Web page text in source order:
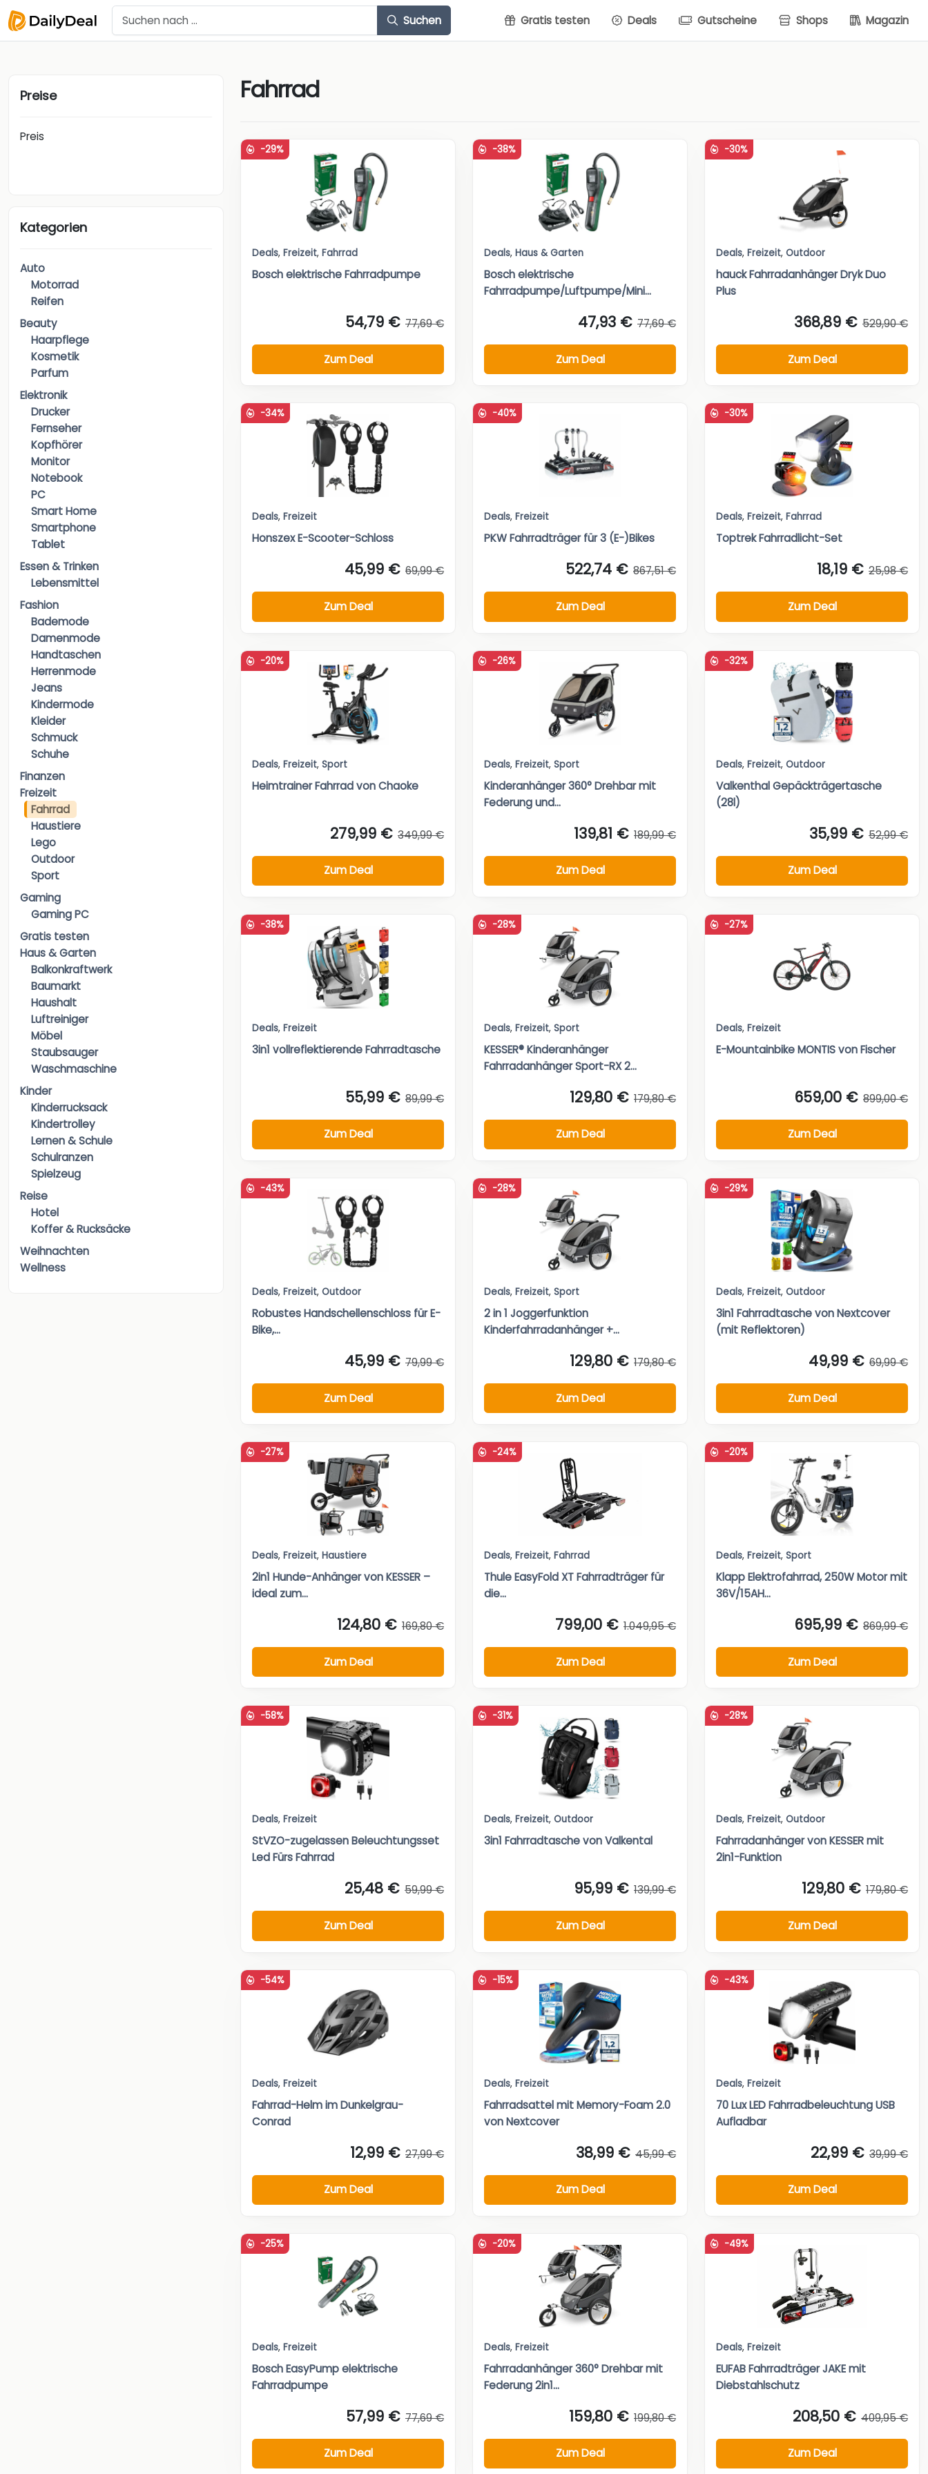
Suchen Gratis testen Deals Gutscheine Shops Magazin
Preise
Preis
Kategorien
Auto
Motorrad
Reifen
Beauty
Haarpflege
Kosmetik
Parfum
Elektronik
Drucker
Fernseher
Kopfhörer
Monitor
Notebook
PC
Smart Home
Smartphone
Tablet
Essen & Trinken
Lebensmittel
Fashion
Bademode
Damenmode
Handtaschen
Herrenmode
Jeans
Kindermode
Kleider
Schmuck
Schuhe
Finanzen
Freizeit
Fahrrad
Haustiere
Lego
Outdoor
Sport
Gaming
Gaming PC
Gratis testen
Haus & Garten
Balkonkraftwerk
Baumarkt
Haushalt
Luftreiniger
Möbel
Staubsauger
Waschmaschine
Kinder
Kinderrucksack
Kindertrolley
Lernen & Schule
Schulranzen
Spielzeug
Reise
Hotel
Koffer & Rucksäcke
Weihnachten
Wellness
Fahrrad
-29%
Deals, Freizeit, Fahrrad
Bosch elektrische Fahrradpumpe
54,79 € 77,69 €
Zum Deal
-38%
Deals, Haus & Garten
Bosch elektrische
Fahrradpumpe/Luftpumpe/Mini...
47,93 € 77,69 €
Zum Deal
-30%
Deals, Freizeit, Outdoor
hauck Fahrradanhänger Dryk Duo
Plus
368,89 € 529,90 €
Zum Deal
-34%
Deals, Freizeit
Honszex E-Scooter-Schloss
45,99 € 69,99 €
Zum Deal
-40%
Deals, Freizeit
PKW Fahrradträger für 3 (E-)Bikes
522,74 € 867,51 €
Zum Deal
-30%
Deals, Freizeit, Fahrrad
Toptrek Fahrradlicht-Set
18,19 € 25,98 €
Zum Deal
-20%
Deals, Freizeit, Sport
Heimtrainer Fahrrad von Chaoke
279,99 € 349,99 €
Zum Deal
-26%
Deals, Freizeit, Sport
Kinderanhänger 360° Drehbar mit
Federung und...
139,81 € 189,99 €
Zum Deal
-32%
Deals, Freizeit, Outdoor
Valkenthal Gepäckträgertasche
(28l)
35,99 € 52,99 €
Zum Deal
-38%
Deals, Freizeit
3in1 vollreflektierende Fahrradtasche
55,99 € 89,99 €
Zum Deal
-28%
Deals, Freizeit, Sport
KESSER® Kinderanhänger
Fahrradanhänger Sport-RX 2...
129,80 € 179,80 €
Zum Deal
-27%
Deals, Freizeit
E-Mountainbike MONTIS von Fischer
659,00 € 899,00 €
Zum Deal
-43%
Deals, Freizeit, Outdoor
Robustes Handschellenschloss für E-
Bike,...
45,99 € 79,99 €
Zum Deal
-28%
Deals, Freizeit, Sport
2 in 1 Joggerfunktion
Kinderfahrradanhänger +...
129,80 € 179,80 €
Zum Deal
-29%
Deals, Freizeit, Outdoor
3in1 Fahrradtasche von Nextcover
(mit Reflektoren)
49,99 € 69,99 €
Zum Deal
-27%
Deals, Freizeit, Haustiere
2in1 Hunde-Anhänger von KESSER –
ideal zum...
124,80 € 169,80 €
Zum Deal
-24%
Deals, Freizeit, Fahrrad
Thule EasyFold XT Fahrradträger für
die...
799,00 € 1.049,95 €
Zum Deal
-20%
Deals, Freizeit, Sport
Klapp Elektrofahrrad, 250W Motor mit
36V/15AH...
695,99 € 869,99 €
Zum Deal
-58%
Deals, Freizeit
StVZO-zugelassen Beleuchtungsset
Led Fürs Fahrrad
25,48 € 59,99 €
Zum Deal
-31%
Deals, Freizeit, Outdoor
3in1 Fahrradtasche von Valkental
95,99 € 139,99 €
Zum Deal
-28%
Deals, Freizeit, Outdoor
Fahrradanhänger von KESSER mit
2in1-Funktion
129,80 € 179,80 €
Zum Deal
-54%
Deals, Freizeit
Fahrrad-Helm im Dunkelgrau-
Conrad
12,99 € 27,99 €
Zum Deal
-15%
Deals, Freizeit
Fahrradsattel mit Memory-Foam 2.0
von Nextcover
38,99 € 45,99 €
Zum Deal
-43%
Deals, Freizeit
70 Lux LED Fahrradbeleuchtung USB
Aufladbar
22,99 € 39,99 €
Zum Deal
-25%
Deals, Freizeit
Bosch EasyPump elektrische
Fahrradpumpe
57,99 € 77,69 €
Zum Deal
-20%
Deals, Freizeit
Fahrradanhänger 360° Drehbar mit
Federung 2in1...
159,80 € 199,80 €
Zum Deal
-49%
Deals, Freizeit
EUFAB Fahrradträger JAKE mit
Diebstahlschutz
208,50 € 409,95 €
Zum Deal